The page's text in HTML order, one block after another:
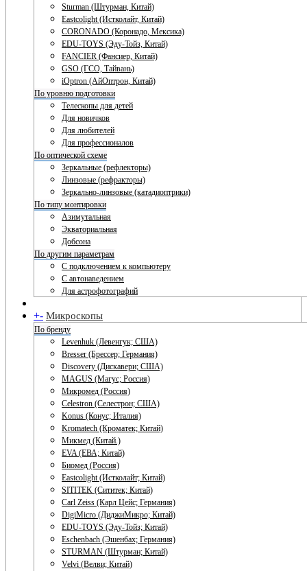
Sturman (Штурман, Китай)
Eastcolight (Истколайт, Китай)
CORONADO (Коронадо, Мексика)
EDU-TOYS (Эду-Тойз, Китай)
FANCIER (Фансиер, Китай)
GSO (ГСО, Тайвань)
iOptron (АйОптрон, Китай)
По уровню подготовки
Телескопы для детей
Для новичков
Для любителей
Для профессионалов
По оптической схеме
Зеркальные (рефлекторы)
Линзовые (рефракторы)
Зеркально-линзовые (катадиоптрики)
По типу монтировки
Азимутальная
Экваториальная
Добсона
По другим параметрам
С подключением к компьютеру
С автонаведением
Для астрофотографий
+- Микроскопы
По бренду
Levenhuk (Левенгук; США)
Bresser (Брессер; Германия)
Discovery (Дискавери; США)
MAGUS (Магус; Россия)
Микромед (Россия)
Celestron (Селестрон; США)
Konus (Конус; Италия)
Kromatech (Кроматек; Китай)
Микмед (Китай.)
EVA (ЕВА; Китай)
Биомед (Россия)
Eastcolight (Истколайт; Китай)
SITITEK (Сититек; Китай)
Carl Zeiss (Карл Цейс; Германия)
DigiMicro (ДиджиМикро; Китай)
EDU-TOYS (Эду-Тойз; Китай)
Eschenbach (Эшенбах; Германия)
STURMAN (Штурман; Китай)
Velvi (Велви; Китай)